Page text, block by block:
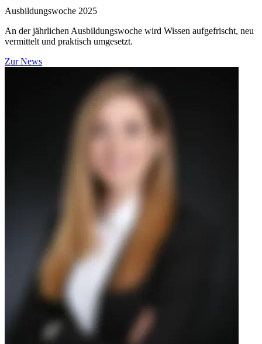
Ausbildungswoche 2025
An der jährlichen Ausbildungswoche wird Wissen aufgefrischt, neu
vermittelt und praktisch umgesetzt.
Zur News